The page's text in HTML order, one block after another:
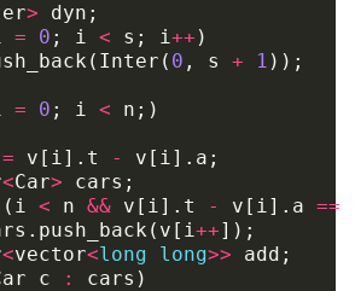
> dyn ;
= 0 ; i < s ; i++ )
( Inter ( 0 , s + 1 ));
= 0 ; i < n ;)
= v [ i]. t - v [ i]. a ;
<Car> cars ;
( i < n && v [ i]. t - v [ i]. a ==
. push_back ( v [ i++]);
<vector<long long>> add ;
c : cars )